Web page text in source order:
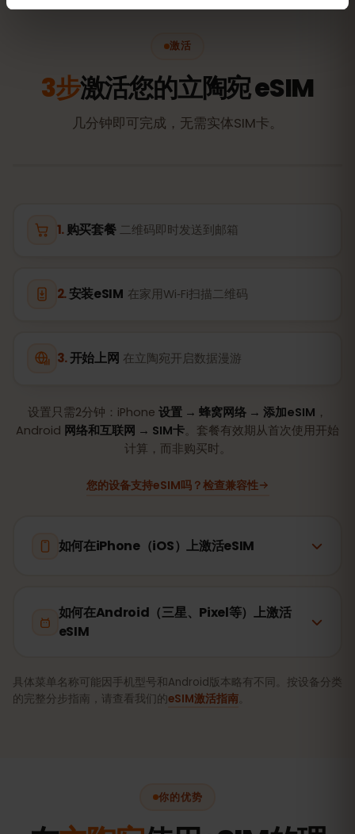
激活
3步激活您的立陶宛 eSIM
几分钟即可完成，无需实体SIM卡。
购买套餐 二维码即时发送到邮箱
安装eSIM 在家用Wi‑Fi扫描二维码
开始上网 在立陶宛开启数据漫游
设置只需2分钟：iPhone 设置 → 蜂窝网络 → 添加eSIM ，
Android 网络和互联网 → SIM卡 。套餐有效期从首次使用开始
计算，而非购买时。
您的设备支持eSIM吗？检查兼容性
如何在iPhone（iOS）上激活eSIM
如何在Android（三星、Pixel等）上激活
eSIM
具体菜单名称可能因手机型号和Android版本略有不同。按设备分类
的完整分步指南，请查看我们的eSIM激活指南
你的优势